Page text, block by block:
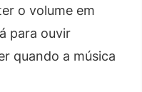
o volume em
para ouvir
quando a música